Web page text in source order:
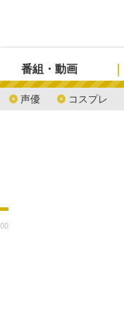
声優 コスプレ
番組・動画